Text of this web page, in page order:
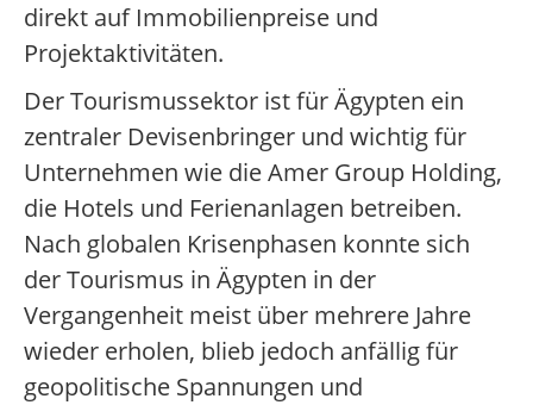
direkt auf Immobilienpreise und
Projektaktivitäten.
Der Tourismussektor ist für Ägypten ein
zentraler Devisenbringer und wichtig für
Unternehmen wie die Amer Group Holding,
die Hotels und Ferienanlagen betreiben.
Nach globalen Krisenphasen konnte sich
der Tourismus in Ägypten in der
Vergangenheit meist über mehrere Jahre
wieder erholen, blieb jedoch anfällig für
geopolitische Spannungen und